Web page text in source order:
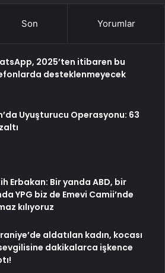
Son Yorumlar
2025’ten itibaren bu
desteklenmeyecek
Uyuşturucu Operasyonu: 63
Erbakan: Bir yanda ABD, bir
YPG biz de Emevi Camii’nde
kılıyoruz
aldatılan kadın, kocası
dakikalarca işkence